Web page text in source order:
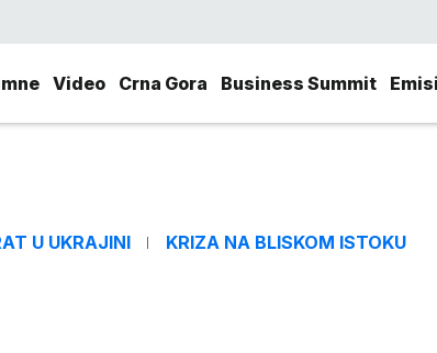
Video Crna Gora Business Summit
U UKRAJINI KRIZA NA BLISKOM ISTOKU